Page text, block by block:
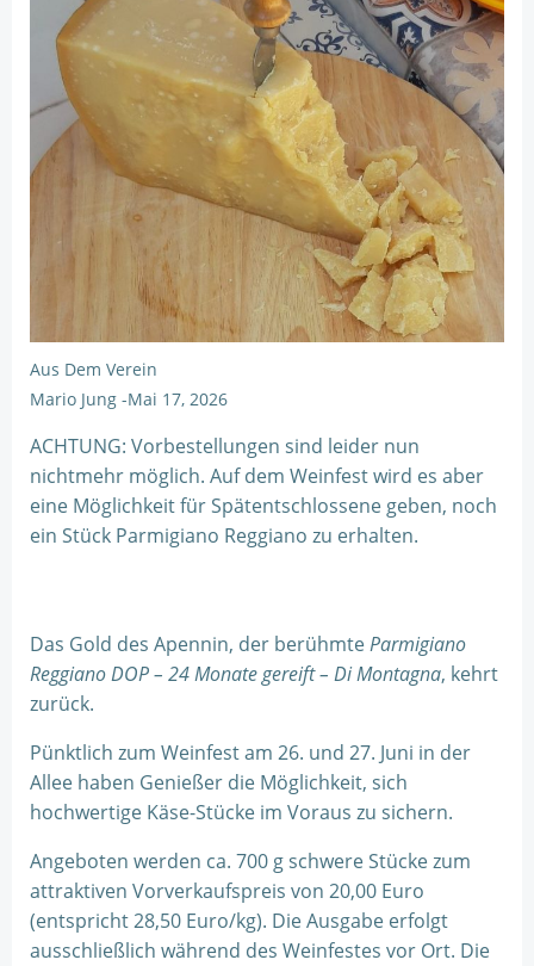
Aus Dem Verein
Mario Jung -Mai 17, 2026
ACHTUNG: Vorbestellungen sind leider nun
nichtmehr möglich. Auf dem Weinfest wird es aber
eine Möglichkeit für Spätentschlossene geben, noch
ein Stück Parmigiano Reggiano zu erhalten.
Das Gold des Apennin, der berühmteParmigiano
Reggiano DOP – 24 Monate gereift – Di Montagna, kehrt
zurück.
Pünktlich zum Weinfest am 26. und 27. Juni in der
Allee haben Genießer die Möglichkeit, sich
hochwertige Käse-Stücke im Voraus zu sichern.
Angeboten werden ca. 700 g schwere Stücke zum
attraktiven Vorverkaufspreis von 20,00 Euro
(entspricht 28,50 Euro/kg). Die Ausgabe erfolgt
ausschließlich während des Weinfestes vor Ort. Die